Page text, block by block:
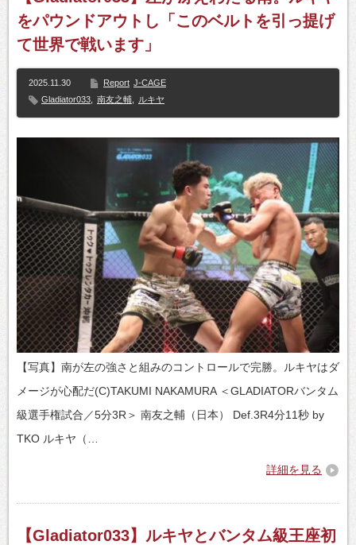
をパウンドアウトし「このベルトを引っ提げ
て世界で戦います」
2025.11.30 Report J-CAGE
Gladiator033
南友之輔 ルキヤ
【写真】南が左の強さと組みのコントロールで完勝。ルキヤはダ
メージが心配だ(C)TAKUMI NAKAMURA ＜GLADIATORバンタム
級選手権試合／5分3R＞ 南友之輔（日本） Def.3R4分11秒 by
TKO ルキヤ（…
詳細を見る
【Gladiator033】ルキヤとバンタム級王座初